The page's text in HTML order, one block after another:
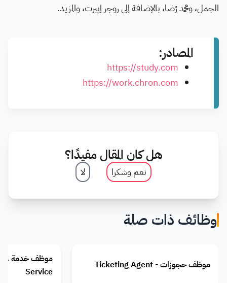
الجمل، ومحمد رُضا، بالإضافة إلى روجر إيبرت، والمزيد.
المصادر:
https://study.com
https://work.chron.com
هل كان المقال مفيدًا؟
نعم وشكرا لا
وظائف ذات صلة
موظف حجوزات - Ticketing Agent
Service